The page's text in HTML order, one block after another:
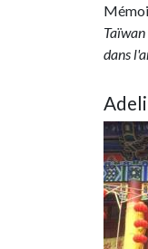
Taïwan
dans
Image